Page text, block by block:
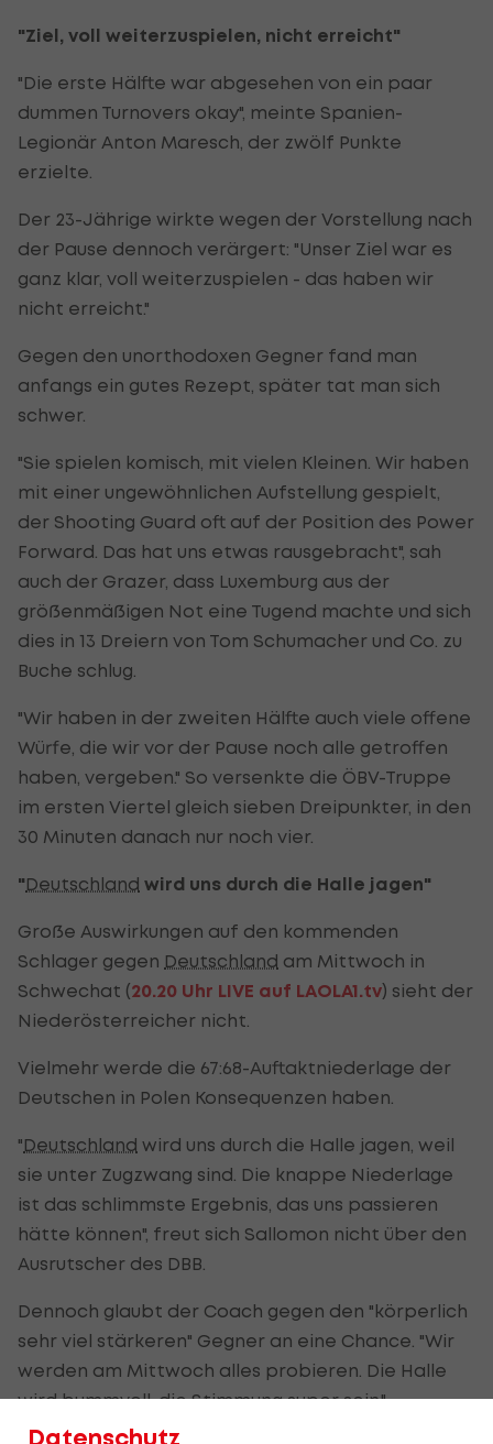
"Ziel, voll weiterzuspielen, nicht erreicht"
"Die erste Hälfte war abgesehen von ein paar
dummen Turnovers okay", meinte Spanien-
Legionär Anton Maresch, der zwölf Punkte
erzielte.
Der 23-Jährige wirkte wegen der Vorstellung nach
der Pause dennoch verärgert: "Unser Ziel war es
ganz klar, voll weiterzuspielen - das haben wir
nicht erreicht."
Gegen den unorthodoxen Gegner fand man
anfangs ein gutes Rezept, später tat man sich
schwer.
"Sie spielen komisch, mit vielen Kleinen. Wir haben
mit einer ungewöhnlichen Aufstellung gespielt,
der Shooting Guard oft auf der Position des Power
Forward. Das hat uns etwas rausgebracht", sah
auch der Grazer, dass Luxemburg aus der
größenmäßigen Not eine Tugend machte und sich
dies in 13 Dreiern von Tom Schumacher und Co. zu
Buche schlug.
"Wir haben in der zweiten Hälfte auch viele offene
Würfe, die wir vor der Pause noch alle getroffen
haben, vergeben." So versenkte die ÖBV-Truppe
im ersten Viertel gleich sieben Dreipunkter, in den
30 Minuten danach nur noch vier.
"Deutschland wird uns durch die Halle jagen"
Große Auswirkungen auf den kommenden
Schlager gegen Deutschland am Mittwoch in
Schwechat (20.20 Uhr LIVE auf LAOLA1.tv) sieht der
Niederösterreicher nicht.
Vielmehr werde die 67:68-Auftaktniederlage der
Deutschen in Polen Konsequenzen haben.
"Deutschland wird uns durch die Halle jagen, weil
sie unter Zugzwang sind. Die knappe Niederlage
ist das schlimmste Ergebnis, das uns passieren
hätte können", freut sich Sallomon nicht über den
Ausrutscher des DBB.
Dennoch glaubt der Coach gegen den "körperlich
sehr viel stärkeren" Gegner an eine Chance. "Wir
werden am Mittwoch alles probieren. Die Halle
wird bummvoll, die Stimmung super sein."
Datenschutz